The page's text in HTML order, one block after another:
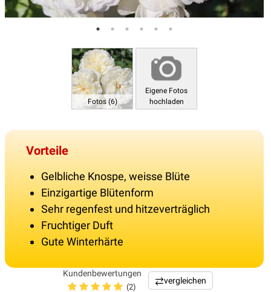
Fotos (6)
Eigene Fotos
hochladen
Vorteile
Gelbliche Knospe, weisse Blüte
Einzigartige Blütenform
Sehr regenfest und hitzeverträglich
Fruchtiger Duft
Gute Winterhärte
Kundenbewertungen
(2)
vergleichen